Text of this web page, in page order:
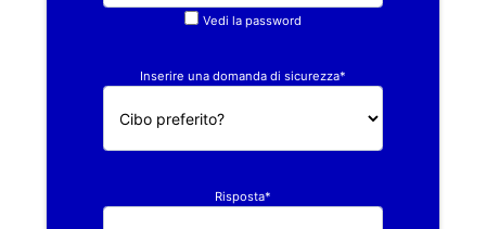
Vedi la password
Inserire una domanda di sicurezza*
Risposta*